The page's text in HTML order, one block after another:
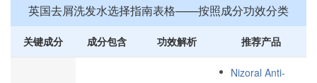
英国去屑洗发水选择指南表格——按照成分功效分类
关键成分 成分包含 功效解析 推荐产品
Nizoral Anti-